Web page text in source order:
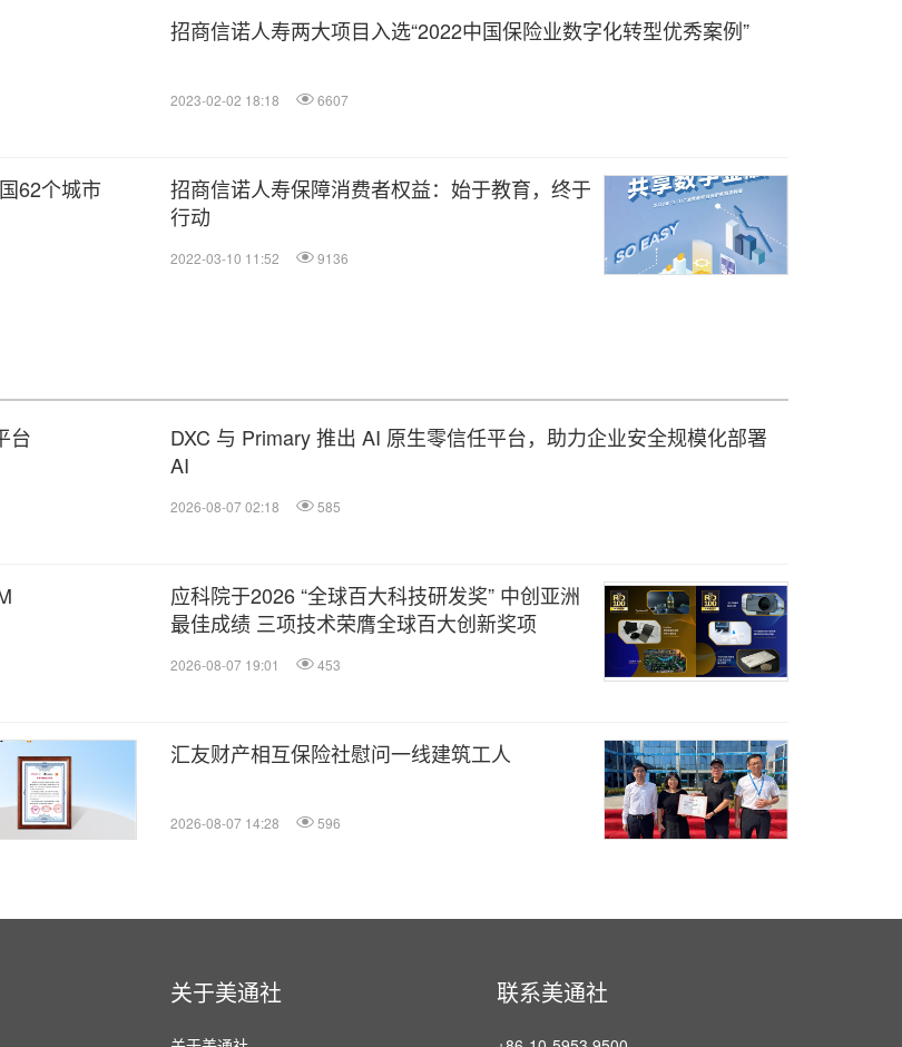
招商信诺人寿两大项目入选“2022中国保险业数字化转型优秀案例”
2023-02-02 18:18 6607
62个城市
招商信诺人寿保障消费者权益：始于教育，终于
行动
2022-03-10 11:52 9136
台
DXC 与 Primary 推出 AI 原生零信任平台，助力企业安全规模化部署
AI
2026-08-07 02:18 585
应科院于2026 “全球百大科技研发奖” 中创亚洲
最佳成绩 三项技术荣膺全球百大创新奖项
2026-08-07 19:01 453
汇友财产相互保险社慰问一线建筑工人
2026-08-07 14:28 596
关于美通社 联系美通社